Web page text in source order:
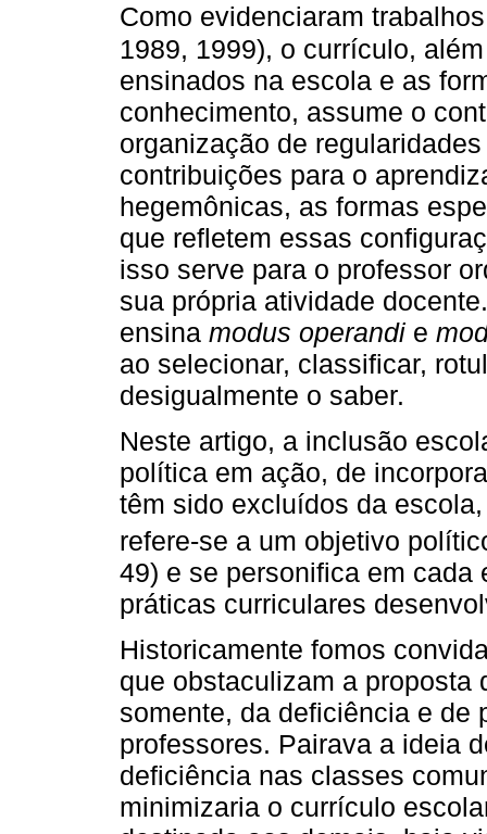
Como evidenciaram
1989, 1999), o currículo,
ensinados na escola e as
conhecimento, assume o
organização de
contribuições para o
hegemônicas, as formas
que refletem essas
isso serve para o professor
sua própria atividade
ensina modus operandi e
ao selecionar, classificar,
desigualmente o saber.
Neste artigo, a inclusão
política em ação, de
têm sido excluídos da
refere-se a um objetivo
49) e se personifica em cada
práticas curriculares
Historicamente fomos
que obstaculizam a proposta
somente, da deficiência e de
professores. Pairava a ideia
deficiência nas classes
minimizaria o currículo